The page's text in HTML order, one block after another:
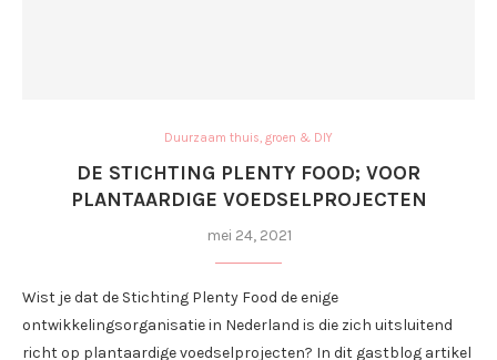
Duurzaam thuis, groen & DIY
DE STICHTING PLENTY FOOD; VOOR
PLANTAARDIGE VOEDSELPROJECTEN
mei 24, 2021
Wist je dat de Stichting Plenty Food de enige
ontwikkelingsorganisatie in Nederland is die zich uitsluitend
richt op plantaardige voedselprojecten? In dit gastblog artikel